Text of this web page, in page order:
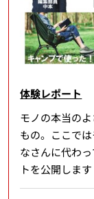
体験レポート
モノの本当の
もの。ここで
なさんに代わ
トを公開します